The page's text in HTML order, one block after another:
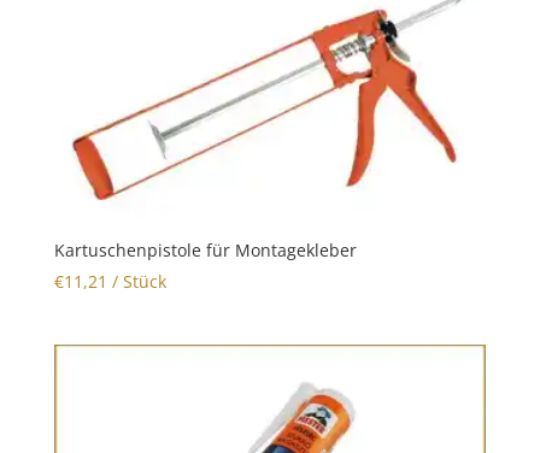
Kartuschenpistole für Montagekleber
€11,21 / Stück